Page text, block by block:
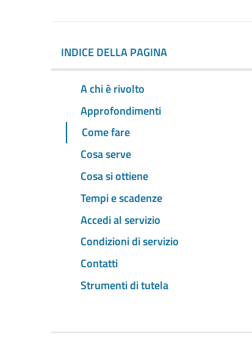
INDICE DELLA PAGINA
A chi è rivolto
Approfondimenti
Come fare
Cosa serve
Cosa si ottiene
Tempi e scadenze
Accedi al servizio
Condizioni di servizio
Contatti
Strumenti di tutela